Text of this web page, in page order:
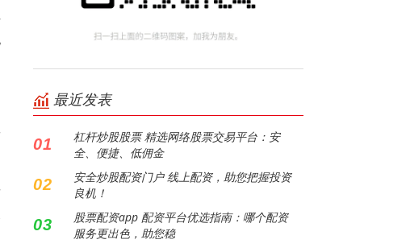
最近发表
01
杠杆炒股股票 精选网络股票交易平台：安
全、便捷、低佣金
02
安全炒股配资门户 线上配资，助您把握投资
良机！
03
股票配资app 配资平台优选指南：哪个配资
服务更出色，助您稳